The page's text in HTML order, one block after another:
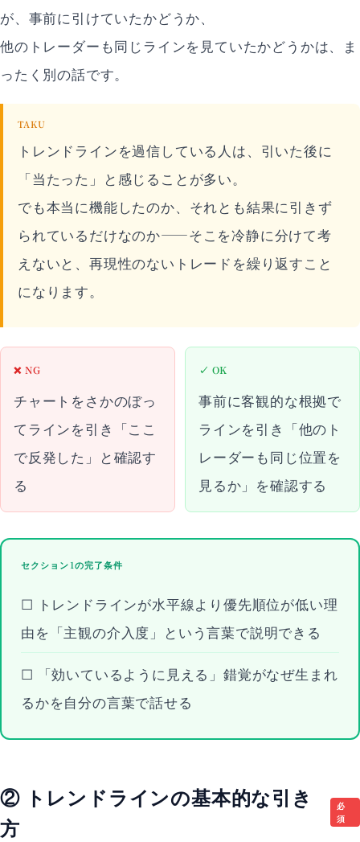
が、事前に引けていたかどうか、
他のトレーダーも同じラインを見ていたかどうかは、ま
ったく別の話です。
TAKU
トレンドラインを過信している人は、引いた後に
「当たった」と感じることが多い。
でも本当に機能したのか、それとも結果に引きず
られているだけなのか——そこを冷静に分けて考
えないと、再現性のないトレードを繰り返すこと
になります。
❌ NG
チャートをさかのぼっ
てラインを引き「ここ
で反発した」と確認す
る
✓ OK
事前に客観的な根拠で
ラインを引き「他のト
レーダーも同じ位置を
見るか」を確認する
セクション1の完了条件
☐ トレンドラインが水平線より優先順位が低い理
由を「主観の介入度」という言葉で説明できる
☐ 「効いているように見える」錯覚がなぜ生まれ
るかを自分の言葉で話せる
② トレンドラインの基本的な引き
方
必
須